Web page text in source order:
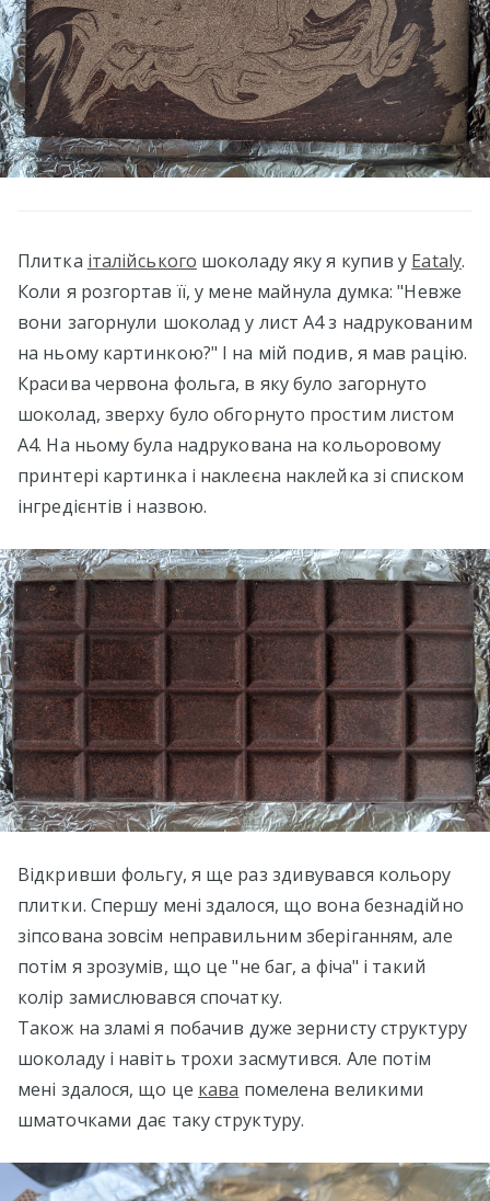
Плитка італійського шоколаду яку я купив у Eataly.
Коли я розгортав її, у мене майнула думка: "Невже
вони загорнули шоколад у лист А4 з надрукованим
на ньому картинкою?" І на мій подив, я мав рацію.
Красива червона фольга, в яку було загорнуто
шоколад, зверху було обгорнуто простим листом
А4. На ньому була надрукована на кольоровому
принтері картинка і наклеєна наклейка зі списком
інгредієнтів і назвою.
Відкривши фольгу, я ще раз здивувався кольору
плитки. Спершу мені здалося, що вона безнадійно
зіпсована зовсім неправильним зберіганням, але
потім я зрозумів, що це "не баг, а фіча" і такий
колір замислювався спочатку.
Також на зламі я побачив дуже зернисту структуру
шоколаду і навіть трохи засмутився. Але потім
мені здалося, що це кава помелена великими
шматочками дає таку структуру.